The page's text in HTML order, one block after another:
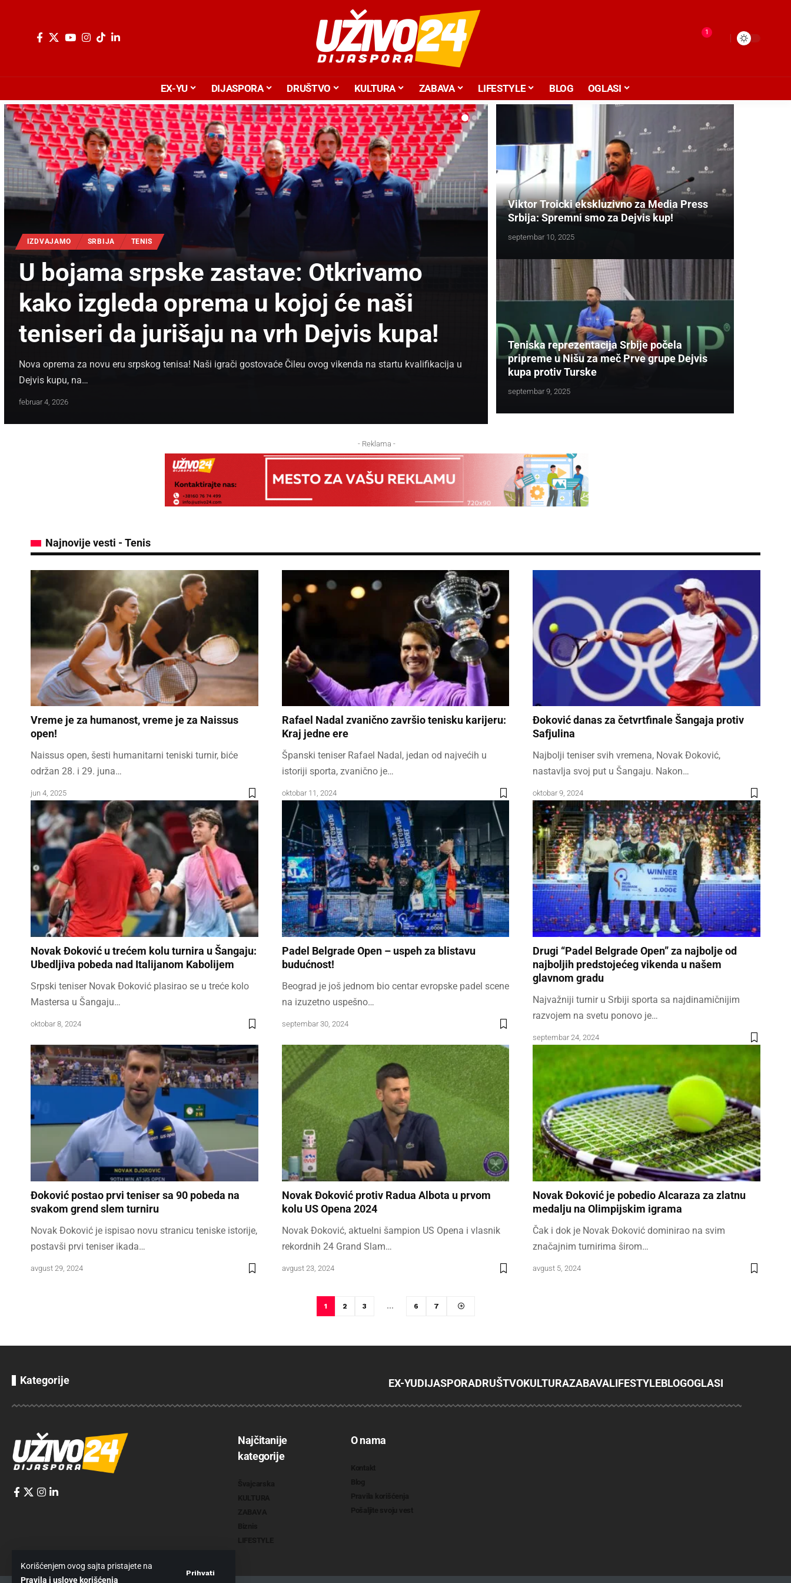
Korišćenjem ovog sajta pristajete na
Pravila i uslove korišćenja
Prihvati
1
EX-YU DIJASPORA DRUŠTVO KULTURA ZABAVA LIFESTYLE BLOG OGLASI
januar 14, 2026
maj 14, 2026
IZDVAJAMO SRBIJA TENIS
U bojama srpske zastave: Otkrivamo
kako izgleda oprema u kojoj će naši
teniseri da jurišaju na vrh Dejvis kupa!
Nova oprema za novu eru srpskog tenisa! Naši igrači gostovaće Čileu ovog vikenda na startu kvalifikacija u
Dejvis kupu, na…
februar 4, 2026
januar 14, 2026
maj 14, 2026
Viktor Troicki ekskluzivno za Media Press
Srbija: Spremni smo za Dejvis kup!
septembar 10, 2025
Teniska reprezentacija Srbije počela
pripreme u Nišu za meč Prve grupe Dejvis
kupa protiv Turske
septembar 9, 2025
- Reklama -
Najnovije vesti - Tenis
Vreme je za humanost, vreme je za Naissus
open!
Naissus open, šesti humanitarni teniski turnir, biće
održan 28. i 29. juna…
jun 4, 2025
Rafael Nadal zvanično završio tenisku karijeru:
Kraj jedne ere
Španski teniser Rafael Nadal, jedan od najvećih u
istoriji sporta, zvanično je…
oktobar 11, 2024
Đoković danas za četvrtfinale Šangaja protiv
Safjulina
Najbolji teniser svih vremena, Novak Đoković,
nastavlja svoj put u Šangaju. Nakon…
oktobar 9, 2024
Novak Đoković u trećem kolu turnira u Šangaju:
Ubedljiva pobeda nad Italijanom Kabolijem
Srpski teniser Novak Đoković plasirao se u treće kolo
Mastersa u Šangaju…
oktobar 8, 2024
Padel Belgrade Open – uspeh za blistavu
budućnost!
Beograd je još jednom bio centar evropske padel scene
na izuzetno uspešno…
septembar 30, 2024
Drugi “Padel Belgrade Open” za najbolje od
najboljih predstojećeg vikenda u našem
glavnom gradu
Najvažniji turnir u Srbiji sporta sa najdinamičnijim
razvojem na svetu ponovo je…
septembar 24, 2024
Đoković postao prvi teniser sa 90 pobeda na
svakom grend slem turniru
Novak Đoković je ispisao novu stranicu teniske istorije,
postavši prvi teniser ikada…
avgust 29, 2024
Novak Đoković protiv Radua Albota u prvom
kolu US Opena 2024
Novak Đoković, aktuelni šampion US Opena i vlasnik
rekordnih 24 Grand Slam…
avgust 23, 2024
Novak Đoković je pobedio Alcaraza za zlatnu
medalju na Olimpijskim igrama
Čak i dok je Novak Đoković dominirao na svim
značajnim turnirima širom…
avgust 5, 2024
1 2 3 … 6 7
Kategorije EX-YUDIJASPORADRUŠTVOKULTURAZABAVALIFESTYLEBLOGOGLASI
Najčitanije
kategorije
O nama